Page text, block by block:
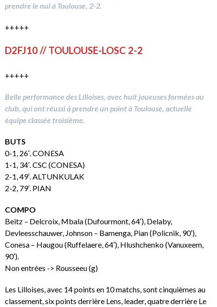
prendre le nul à Toulouse, 2-2.
+++++
D2FJ10 // TOULOUSE-LOSC 2-2
+++++
Belle performance des Lilloises, avec huit joueuses formées au
club, qui ont réussi à prendre un point à Toulouse, actuelle
équipe classée troisième.
BUTS
0-1, 26′. CONESA
1-1, 34′. CSC (CONESA)
2-1, 49′. ALTUNKULAK
2-2, 79′. PIAN
COMPO
Beitz – Delcroix, Mbala (Dufourmont, 64′), Delaby,
Devleesschauwer, Johnson – Bamenga, Pian (Policnik, 90′),
Conesa – Haugou (Ruffelaere, 64′), Hlushchenko (Vanuxeem,
90′).
Non entrées -> Rousseeu (g)
Les Lilloises, avec 14 points en 10 matchs, sont cinquièmes au
classement, six points derrière Lens, leader, quatre derrière Le